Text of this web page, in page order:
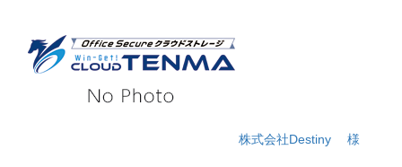
株式会社Destiny 様